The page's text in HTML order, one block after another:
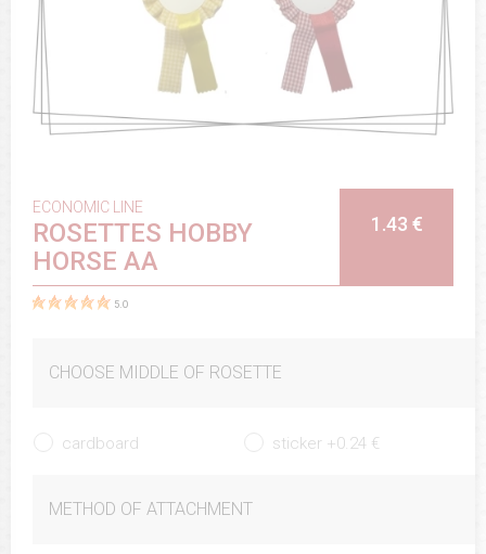
ECONOMIC LINE
ROSETTES HOBBY
HORSE AA
1.43 €
5.0
CHOOSE MIDDLE OF ROSETTE
cardboard sticker +0.24 €
METHOD OF ATTACHMENT